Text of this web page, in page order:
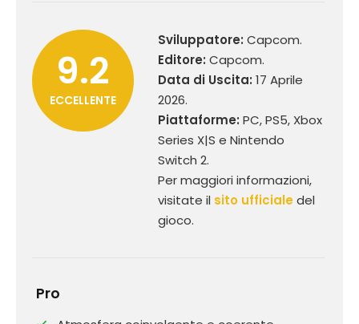
9.2
ECCELLENTE
Sviluppatore: Capcom.
Editore: Capcom.
Data di Uscita: 17 Aprile
2026.
Piattaforme: PC, PS5, Xbox
Series X|S e Nintendo
Switch 2.
Per maggiori informazioni,
visitate il sito ufficialedel
gioco.
Pro